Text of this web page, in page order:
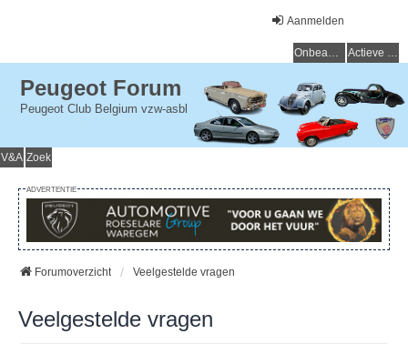
Aanmelden
Onbeantwoorde onderwerpen Actieve onderwerpen
Peugeot Forum
Peugeot Club Belgium vzw-asbl
V&A Zoek
ADVERTENTIE
Forumoverzicht Veelgestelde vragen
Veelgestelde vragen